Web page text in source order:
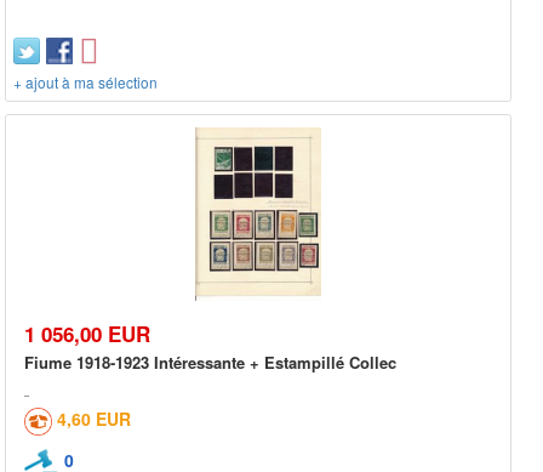
+ ajout à ma sélection
1 056,00 EUR
Fiume 1918-1923 Intéressante + Estampillé Collec
4,60 EUR
0